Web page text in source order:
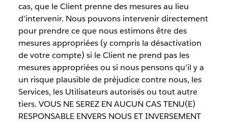
cas, que le Client prenne des mesures au lieu
d’intervenir. Nous pouvons intervenir directement
pour prendre ce que nous estimons être des
mesures appropriées (y compris la désactivation
de votre compte) si le Client ne prend pas les
mesures appropriées ou si nous pensons qu’il y a
un risque plausible de préjudice contre nous, les
Services, les Utilisateurs autorisés ou tout autre
tiers. VOUS NE SEREZ EN AUCUN CAS TENU(E)
RESPONSABLE ENVERS NOUS ET INVERSEMENT